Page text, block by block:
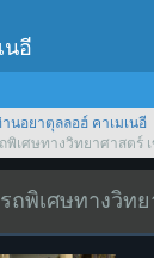
นอี
นอยาตุลลอฮ์ คาเมเนอี
เศษทางวิทยาศาสตร์
พิเศษทางวิท